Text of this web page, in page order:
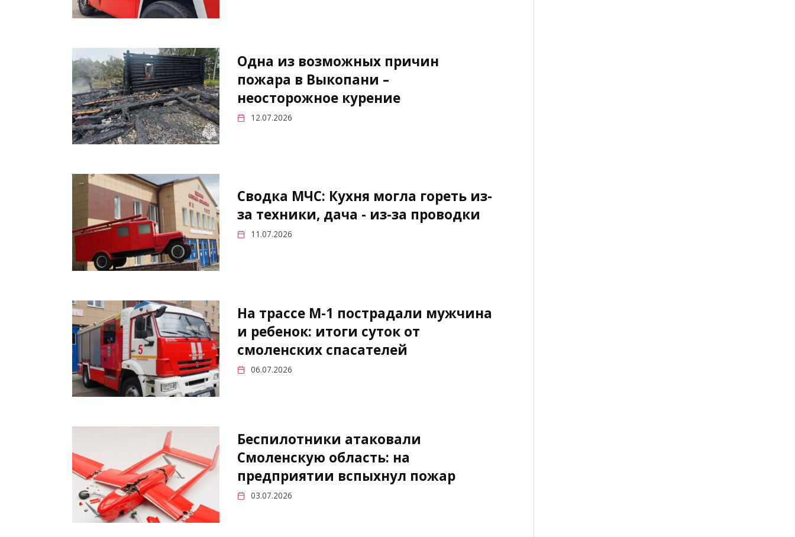
Одна из возможных причин
пожара в Выкопани –
неосторожное курение
12.07.2026
Сводка МЧС: Кухня могла гореть из-
за техники, дача - из-за проводки
11.07.2026
На трассе М-1 пострадали мужчина
и ребенок: итоги суток от
смоленских спасателей
06.07.2026
Беспилотники атаковали
Смоленскую область: на
предприятии вспыхнул пожар
03.07.2026